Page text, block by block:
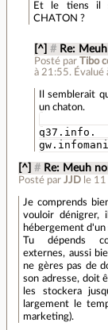
Et le tiens il
CHATON ?
[^] # Re:
Posté par Tibo
à 21:55. Évalué
Il semblerait
un chaton.
[^] # Re: Meuh
Posté parJJD le
Je comprends
vouloir dénigrer,
hébergement
Tu dépends
externes, aussi
ne gères pas de
son adresse, doit
les stockera
largement le
marketing).